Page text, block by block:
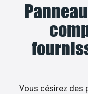
Vous désirez des